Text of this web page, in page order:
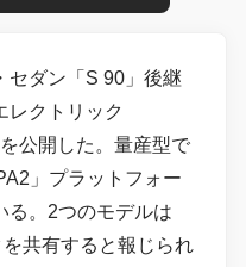
セダン「S 90」後継
レクトリック
公開した。量産型で
」プラットフォー
る。2つのモデルは
共有すると報じられ